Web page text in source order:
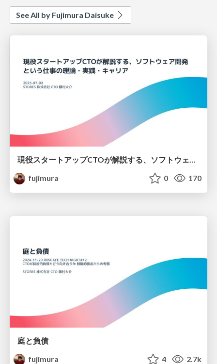
See All by Fujimura Daisuke
現役スタートアップCTOが解説する、ソフトウェア開発という仕事の理論・実践・キャリア
fujimura
0 170
庭と負債
fujimura
4 2.7k